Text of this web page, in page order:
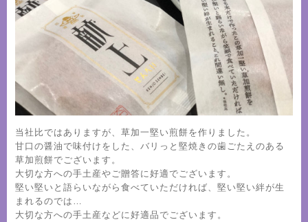
当社比ではありますが、草加一堅い煎餅を作りました。
甘口の醤油で味付けをした、バリっと堅焼きの歯ごたえのある
草加煎餅でございます。
大切な方への手土産やご贈答に好適でございます。
堅い堅いと語らいながら食べていただければ、堅い堅い絆が生
まれるのでは…
大切な方への手土産などに好適品でございます。